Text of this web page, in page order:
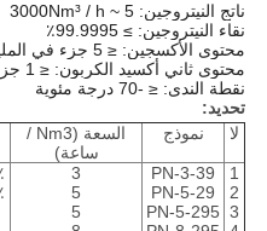
ناتج النيتروجين: 5 ~ 3000Nm³ / h
نقاء النيتروجين: ≥ 99.9995٪
محتوى الأكسجين: ≤ 5 جزء في المليون
محتوى ثاني أكسيد الكربون: ≤ 1 جزء في المليون
نقطة الندى: ≤ -70 درجة مئوية
تحديد:
لا
نموذج
السعة (Nm3 /
ساعة)
1
2
3
PN-3-39
PN-5-29
PN-5-295
3
5
5